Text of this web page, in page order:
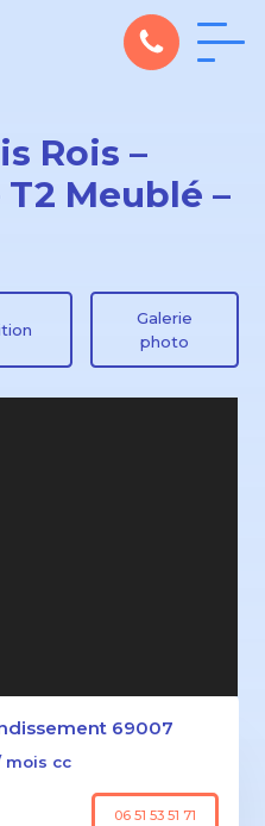
Rois –
Meublé –
Galerie
photo
69007
mois cc
06 51 53 51 71